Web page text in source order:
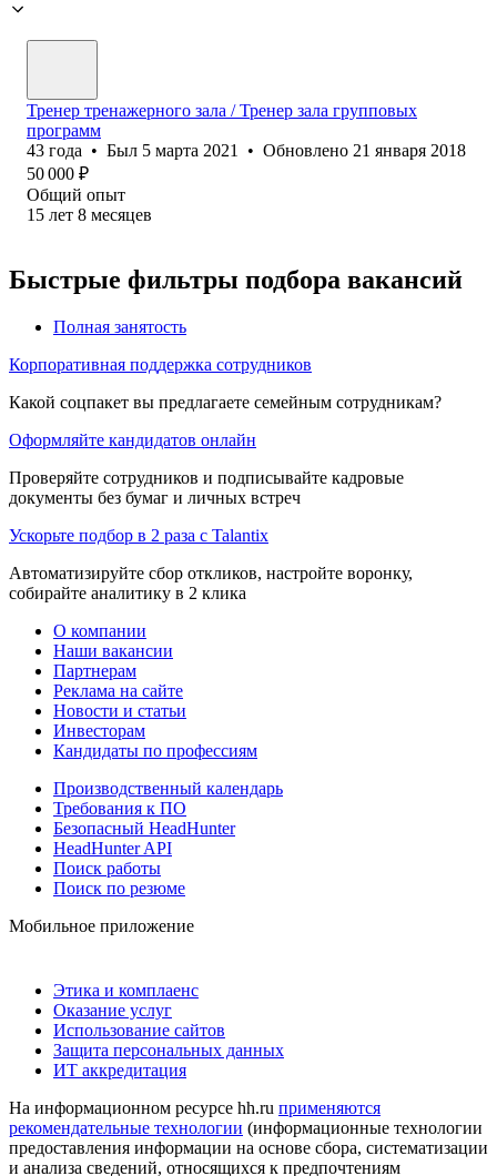
Тренер тренажерного зала / Тренер зала групповых
программ
43 года • Был 5 марта 2021 • Обновлено 21 января 2018
50 000 ₽
Общий опыт
15 лет 8 месяцев
Быстрые фильтры подбора вакансий
Полная занятость
Корпоративная поддержка сотрудников
Какой соцпакет вы предлагаете семейным сотрудникам?
Оформляйте кандидатов онлайн
Проверяйте сотрудников и подписывайте кадровые
документы без бумаг и личных встреч
Ускорьте подбор в 2 раза с Talantix
Автоматизируйте сбор откликов, настройте воронку,
собирайте аналитику в 2 клика
О компании
Наши вакансии
Партнерам
Реклама на сайте
Новости и статьи
Инвесторам
Кандидаты по профессиям
Производственный календарь
Требования к ПО
Безопасный HeadHunter
HeadHunter API
Поиск работы
Поиск по резюме
Мобильное приложение
Этика и комплаенс
Оказание услуг
Использование сайтов
Защита персональных данных
ИТ аккредитация
На информационном ресурсе hh.ru применяются
рекомендательные технологии (информационные технологии
предоставления информации на основе сбора, систематизации
и анализа сведений, относящихся к предпочтениям